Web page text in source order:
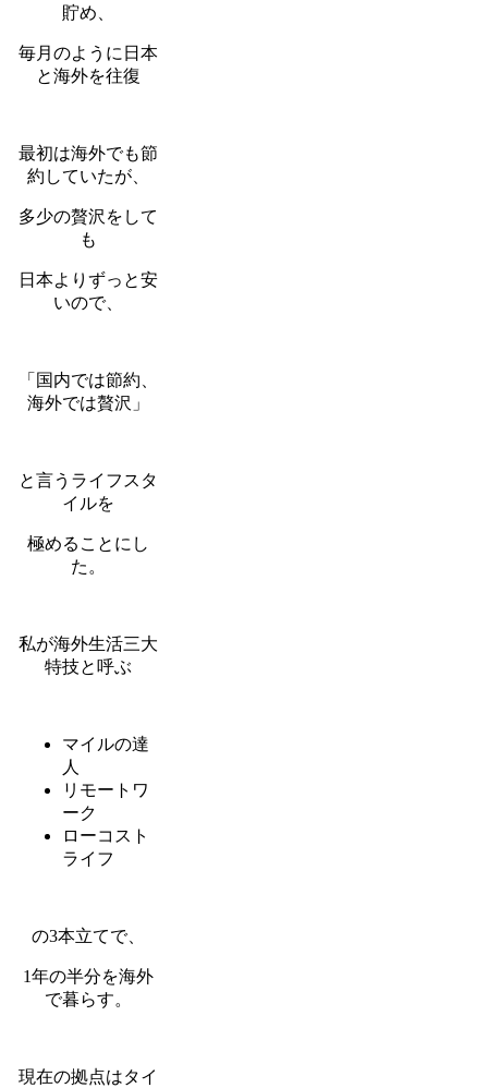
貯め、
毎月のように日本
と海外を往復
最初は海外でも節
約していたが、
多少の贅沢をして
も
日本よりずっと安
いので、
「国内では節約、
海外では贅沢」
と言うライフスタ
イルを
極めることにし
た。
私が海外生活三大
特技と呼ぶ
マイルの達
人
リモートワ
ーク
ローコスト
ライフ
の3本立てで、
1年の半分を海外
で暮らす。
現在の拠点はタイ